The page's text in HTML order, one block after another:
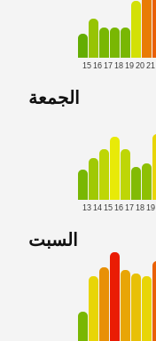
15 16 17 18 19 20 21
الجمعة
13 14 15 16 17 18 19
السبت